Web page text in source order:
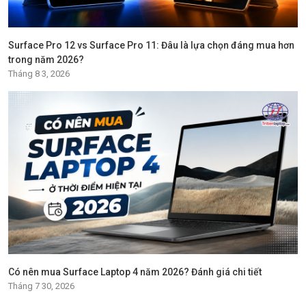
Surface Pro 12 vs Surface Pro 11: Đâu là lựa chọn đáng mua hơn
trong năm 2026?
Tháng 8 3, 2026
Có nên mua Surface Laptop 4 năm 2026? Đánh giá chi tiết
Tháng 7 30, 2026